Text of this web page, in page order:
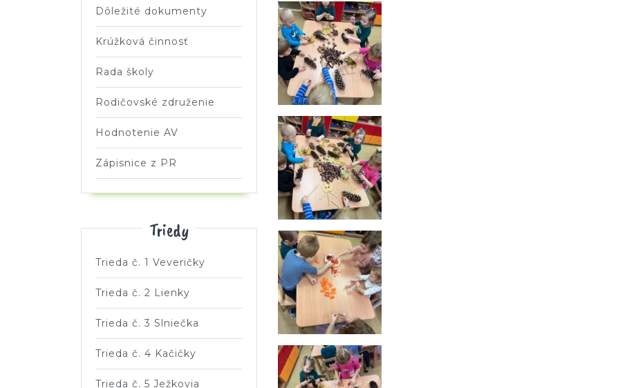
Dôležité dokumenty
Krúžková činnosť
Rada školy
Rodičovské združenie
Hodnotenie AV
Zápisnice z PR
Triedy
Trieda č. 1 Veveričky
Trieda č. 2 Lienky
Trieda č. 3 Slniečka
Trieda č. 4 Kačičky
Trieda č. 5 Ježkovia